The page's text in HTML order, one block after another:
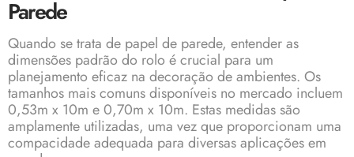
Parede
Quando se trata de papel de parede, entender as
dimensões padrão do rolo é crucial para um
planejamento eficaz na decoração de ambientes. Os
tamanhos mais comuns disponíveis no mercado incluem
0,53m x 10m e 0,70m x 10m. Estas medidas são
amplamente utilizadas, uma vez que proporcionam uma
compacidade adequada para diversas aplicações em